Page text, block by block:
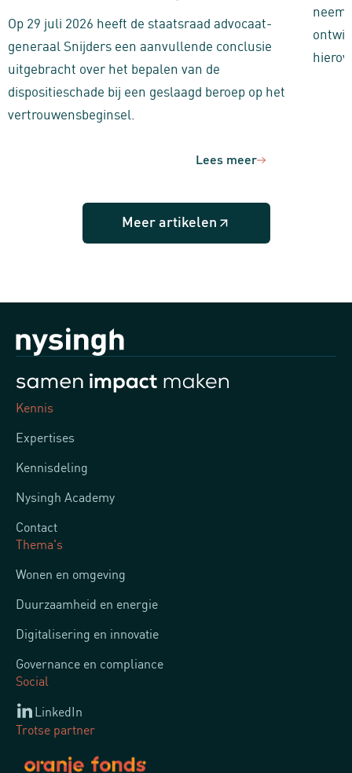
Op 29 juli 2026 heeft de staatsraad advocaat-
generaal Snijders een aanvullende conclusie
uitgebracht over het bepalen van de
dispositieschade bij een geslaagd beroep op het
vertrouwensbeginsel.
Lees meer
Meer artikelen
Kennis
Expertises
Kennisdeling
Nysingh Academy
Contact
Thema's
Wonen en omgeving
Duurzaamheid en energie
Digitalisering en innovatie
Governance en compliance
Social
LinkedIn
Trotse partner